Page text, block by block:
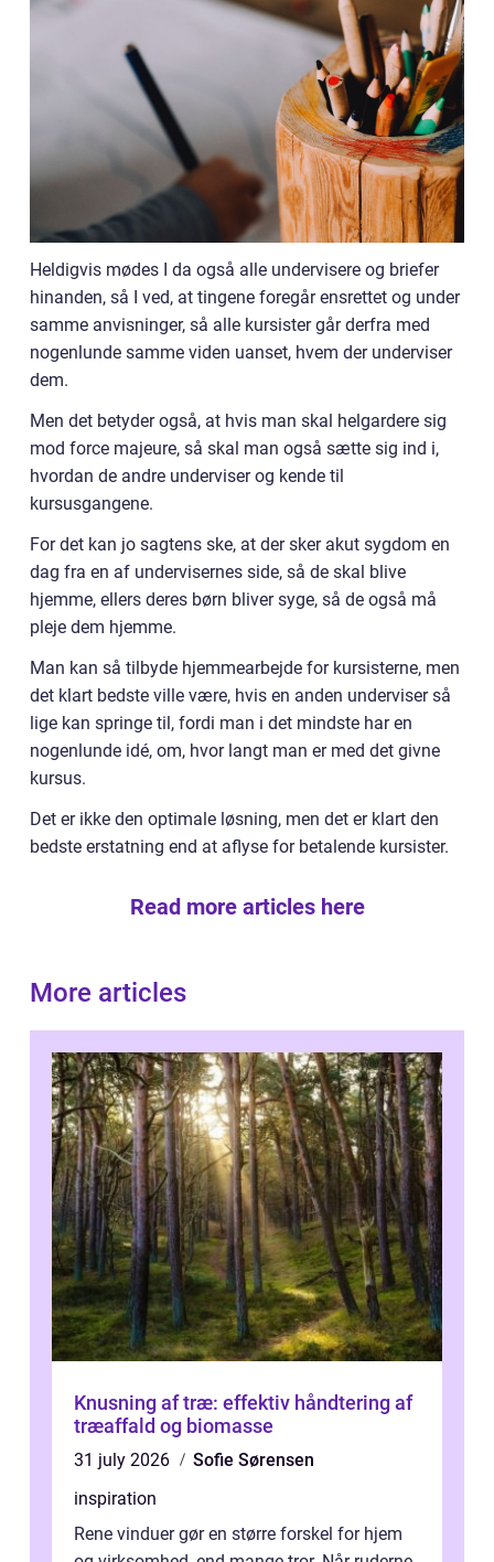
Heldigvis mødes I da også alle undervisere og briefer
hinanden, så I ved, at tingene foregår ensrettet og under
samme anvisninger, så alle kursister går derfra med
nogenlunde samme viden uanset, hvem der underviser
dem.
Men det betyder også, at hvis man skal helgardere sig
mod force majeure, så skal man også sætte sig ind i,
hvordan de andre underviser og kende til
kursusgangene.
For det kan jo sagtens ske, at der sker akut sygdom en
dag fra en af undervisernes side, så de skal blive
hjemme, ellers deres børn bliver syge, så de også må
pleje dem hjemme.
Man kan så tilbyde hjemmearbejde for kursisterne, men
det klart bedste ville være, hvis en anden underviser så
lige kan springe til, fordi man i det mindste har en
nogenlunde idé, om, hvor langt man er med det givne
kursus.
Det er ikke den optimale løsning, men det er klart den
bedste erstatning end at aflyse for betalende kursister.
Read more articles here
More articles
Knusning af træ: effektiv håndtering af
træaffald og biomasse
31 july 2026
Sofie Sørensen
inspiration
Rene vinduer gør en større forskel for hjem